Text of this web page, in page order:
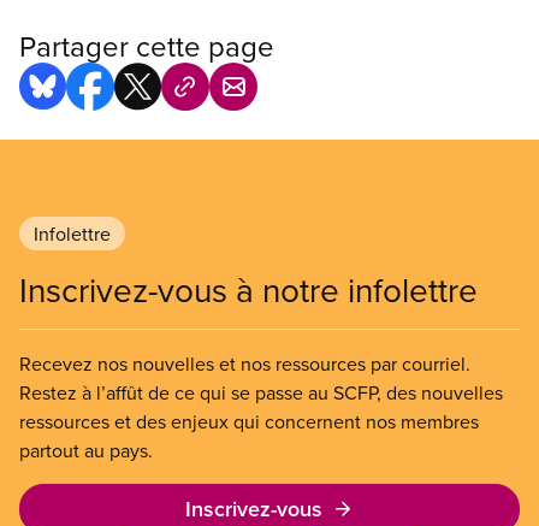
Partager cette page
Infolettre
Inscrivez-vous à notre infolettre
Recevez nos nouvelles et nos ressources par courriel.
Restez à l’affût de ce qui se passe au SCFP, des nouvelles
ressources et des enjeux qui concernent nos membres
partout au pays.
Inscrivez-vous